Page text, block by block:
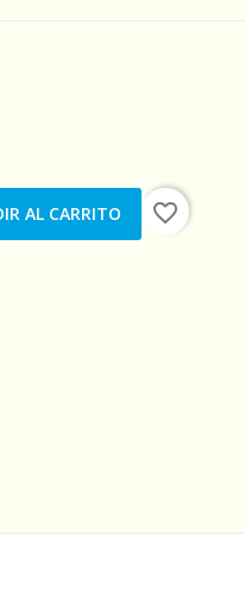
AL CARRITO favorite_border